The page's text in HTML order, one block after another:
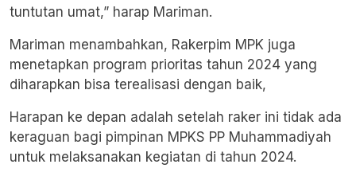
tuntutan umat,” harap Mariman.
Mariman menambahkan, Rakerpim MPK juga
menetapkan program prioritas tahun 2024 yang
diharapkan bisa terealisasi dengan baik,
Harapan ke depan adalah setelah raker ini tidak ada
keraguan bagi pimpinan MPKS PP Muhammadiyah
untuk melaksanakan kegiatan di tahun 2024.